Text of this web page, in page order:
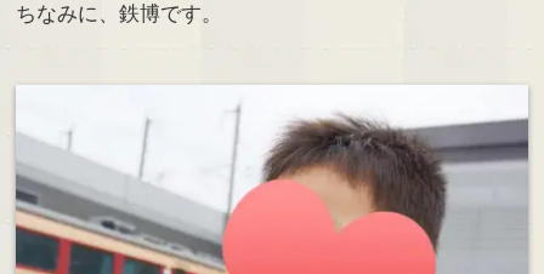
ちなみに、鉄博です。